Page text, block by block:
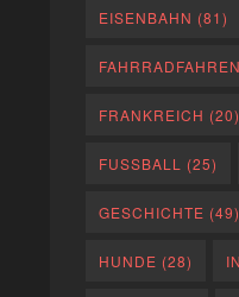
EISENBAHN (81)
FAHRRADFAHREN
FRANKREICH (20)
FUSSBALL (25)
GESCHICHTE (49)
HUNDE (28)